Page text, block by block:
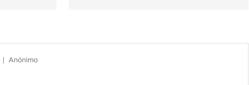
| Anónimo